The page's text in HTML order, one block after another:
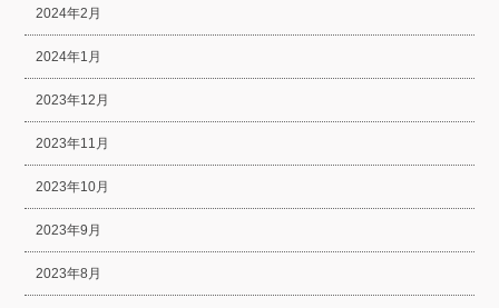
2024年2月
2024年1月
2023年12月
2023年11月
2023年10月
2023年9月
2023年8月